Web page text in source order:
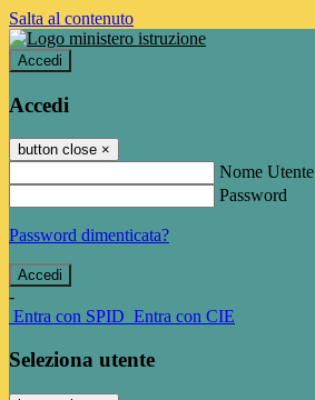
Salta al contenuto
Accedi
Accedi
button close ×
Nome Utente
Password
Password dimenticata?
-
Entra con SPID Entra con CIE
Seleziona utente